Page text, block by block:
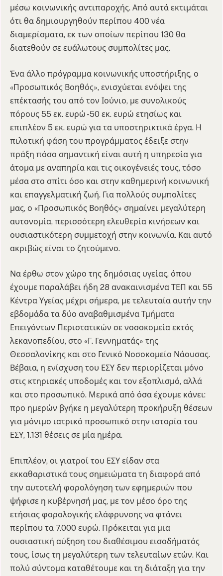
μέσω κοινωνικής αντιπαροχής. Από αυτά εκτιμάται
ότι θα δημιουργηθούν περίπου 400 νέα
διαμερίσματα, εκ των οποίων περίπου 130 θα
διατεθούν σε ευάλωτους συμπολίτες μας.
Ένα άλλο πρόγραμμα κοινωνικής υποστήριξης, ο
«Προσωπικός Βοηθός», ενισχύεται ενόψει της
επέκτασής του από τον Ιούνιο, με συνολικούς
πόρους 55 εκ. ευρώ -50 εκ. ευρώ ετησίως και
επιπλέον 5 εκ. ευρώ για τα υποστηρικτικά έργα. Η
πιλοτική φάση του προγράμματος έδειξε στην
πράξη πόσο σημαντική είναι αυτή η υπηρεσία για
άτομα με αναπηρία και τις οικογένειές τους, τόσο
μέσα στο σπίτι όσο και στην καθημερινή κοινωνική
και επαγγελματική ζωή. Για πολλούς συμπολίτες
μας, ο «Προσωπικός Βοηθός» σημαίνει μεγαλύτερη
αυτονομία, περισσότερη ελευθερία κινήσεων και
ουσιαστικότερη συμμετοχή στην κοινωνία. Και αυτό
ακριβώς είναι το ζητούμενο.
Να έρθω στον χώρο της δημόσιας υγείας, όπου
έχουμε παραλάβει ήδη 28 ανακαινισμένα ΤΕΠ και 55
Κέντρα Υγείας μέχρι σήμερα, με τελευταία αυτήν την
εβδομάδα τα δύο αναβαθμισμένα Τμήματα
Επειγόντων Περιστατικών σε νοσοκομεία εκτός
λεκανοπεδίου, στο «Γ. Γεννηματάς» της
Θεσσαλονίκης και στο Γενικό Νοσοκομείο Νάουσας.
Βέβαια, η ενίσχυση του ΕΣΥ δεν περιορίζεται μόνο
στις κτηριακές υποδομές και τον εξοπλισμό, αλλά
και στο προσωπικό. Μερικά από όσα έχουμε κάνει:
προ ημερών βγήκε η μεγαλύτερη προκήρυξη θέσεων
για μόνιμο ιατρικό προσωπικό στην ιστορία του
ΕΣΥ, 1.131 θέσεις σε μία ημέρα.
Επιπλέον, οι γιατροί του ΕΣΥ είδαν στα
εκκαθαριστικά τους σημειώματα τη διαφορά από
την αυτοτελή φορολόγηση των εφημεριών που
ψήφισε η κυβέρνησή μας, με τον μέσο όρο της
ετήσιας φορολογικής ελάφρυνσης να φτάνει
περίπου τα 7.000 ευρώ. Πρόκειται για μια
ουσιαστική αύξηση του διαθέσιμου εισοδήματός
τους, ίσως τη μεγαλύτερη των τελευταίων ετών. Και
πολύ σύντομα καταθέτουμε και τη διάταξη για την